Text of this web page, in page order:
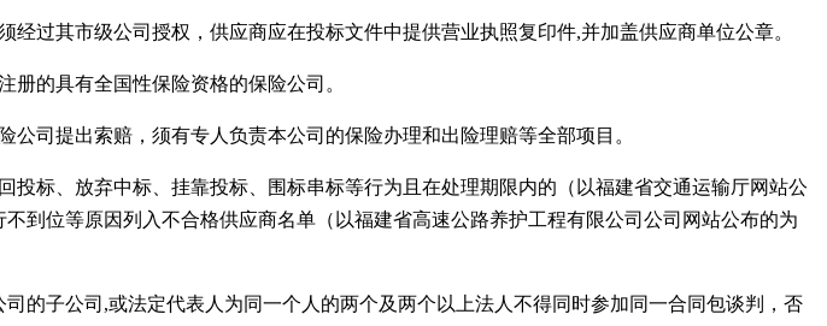
过其市级公司授权，供应商应在投标文件中提供营业执照复印件,并加盖供应商单位公章。
的具有全国性保险资格的保险公司。
司提出索赔，须有专人负责本公司的保险办理和出险理赔等全部项目。
标、放弃中标、挂靠投标、围标串标等行为且在处理期限内的（以福建省交通运输厅网站公
到位等原因列入不合格供应商名单（以福建省高速公路养护工程有限公司公司网站公布的为
的子公司,或法定代表人为同一个人的两个及两个以上法人不得同时参加同一合同包谈判，否